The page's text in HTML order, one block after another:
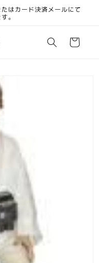
はカード決済メールにて
。
ー